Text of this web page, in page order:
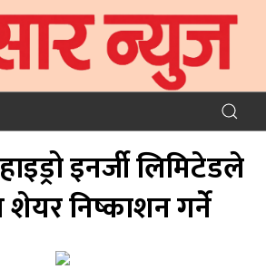
इनर्जी लिमिटेडले
निष्काशन गर्ने